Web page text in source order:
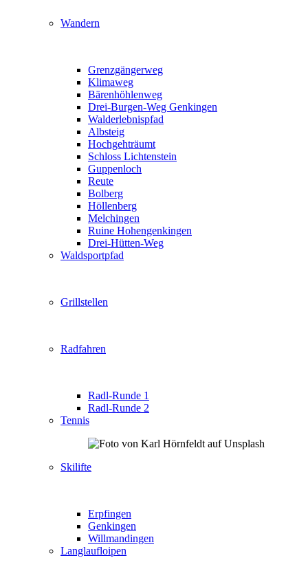
Wandern
Grenzgängerweg
Klimaweg
Bärenhöhlenweg
Drei-Burgen-Weg Genkingen
Walderlebnispfad
Albsteig
Hochgehträumt
Schloss Lichtenstein
Guppenloch
Reute
Bolberg
Höllenberg
Melchingen
Ruine Hohengenkingen
Drei-Hütten-Weg
Waldsportpfad
Grillstellen
Radfahren
Radl-Runde 1
Radl-Runde 2
Tennis
Skilifte
Erpfingen
Genkingen
Willmandingen
Langlaufloipen